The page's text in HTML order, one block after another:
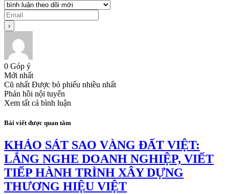
0 Góp ý
Mới nhất
Cũ nhất Được bỏ phiếu nhiều nhất
Phản hồi nội tuyến
Xem tất cả bình luận
Bài viết được quan tâm
KHẢO SÁT SAO VÀNG ĐẤT VIỆT:
LẮNG NGHE DOANH NGHIỆP, VIẾT
TIẾP HÀNH TRÌNH XÂY DỰNG
THƯƠNG HIỆU VIỆT